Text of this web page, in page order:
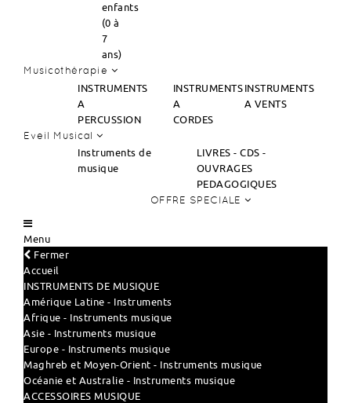
enfants
(0 à
7
ans)
Musicothérapie
INSTRUMENTS
A
PERCUSSION
INSTRUMENTS
A
CORDES
INSTRUMENTS
A VENTS
Eveil Musical
Instruments de
musique
LIVRES - CDS -
OUVRAGES
PEDAGOGIQUES
OFFRE SPECIALE
Menu
Fermer
Accueil
INSTRUMENTS DE MUSIQUE
Amérique Latine - Instruments
Afrique - Instruments musique
Asie - Instruments musique
Europe - Instruments musique
Maghreb et Moyen-Orient - Instruments musique
Océanie et Australie - Instruments musique
ACCESSOIRES MUSIQUE